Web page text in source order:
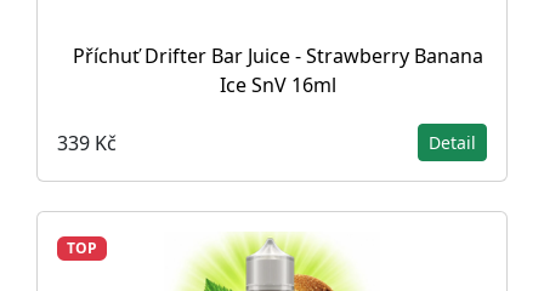
Příchuť Drifter Bar Juice - Strawberry Banana
Ice SnV 16ml
339 Kč Detail
TOP